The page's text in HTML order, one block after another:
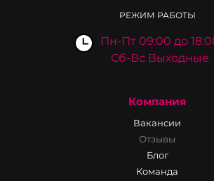
РЕЖИМ РАБОТЫ
Пн-Пт 09:00 до
Сб-Вс Выходные
Компания
Вакансии
Отзывы
Блог
Команда